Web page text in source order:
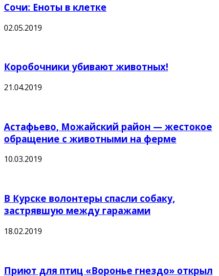
Сочи: Еноты в клетке
02.05.2019
Коробочники убивают животных!
21.04.2019
Астафьево, Можайский район — жестокое
обращение с животными на ферме
10.03.2019
В Курске волонтеры спасли собаку,
застрявшую между гаражами
18.02.2019
Приют для птиц «Воронье гнездо» открыл